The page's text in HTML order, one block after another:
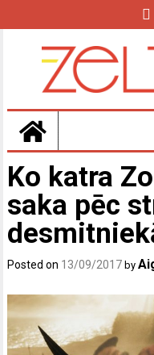
Ko katra
saka pēc
Posted on 13/09/2017 by